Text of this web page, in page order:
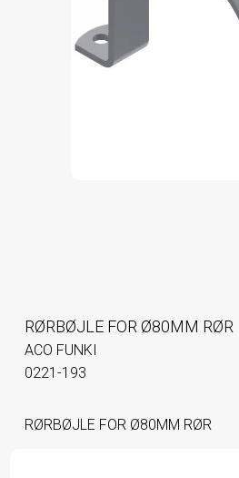
RØRBØJLE FOR Ø80MM RØR
ACO FUNKI
0221-193
RØRBØJLE FOR Ø80MM RØR